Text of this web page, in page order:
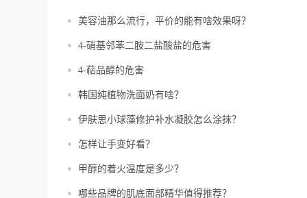
美容油那么流行，平价的能有啥效果呀？
4-硝基邻苯二胺二盐酸盐的危害
4-萜品醇的危害
韩国纯植物洗面奶有啥？
伊肤思小球藻修护补水凝胶怎么涂抹？
怎样让手变好看？
甲醇的着火温度是多少？
哪些品牌的肌底面部精华值得推荐？